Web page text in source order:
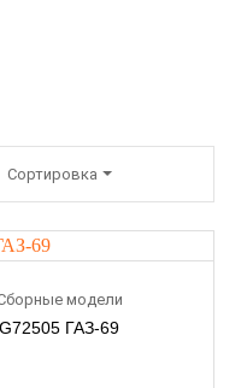
Сортировка
модели
G72505 ГАЗ-69